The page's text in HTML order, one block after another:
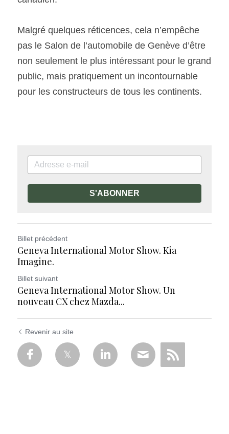
Malgré quelques réticences, cela n’empêche
pas le Salon de l’automobile de Genève d’être
non seulement le plus intéressant pour le grand
public, mais pratiquement un incontournable
pour les constructeurs de tous les continents.
S'ABONNER
Billet précédent
Geneva International Motor Show. Kia
Imagine.
Billet suivant
Geneva International Motor Show. Un
nouveau CX chez Mazda...
Revenir au site